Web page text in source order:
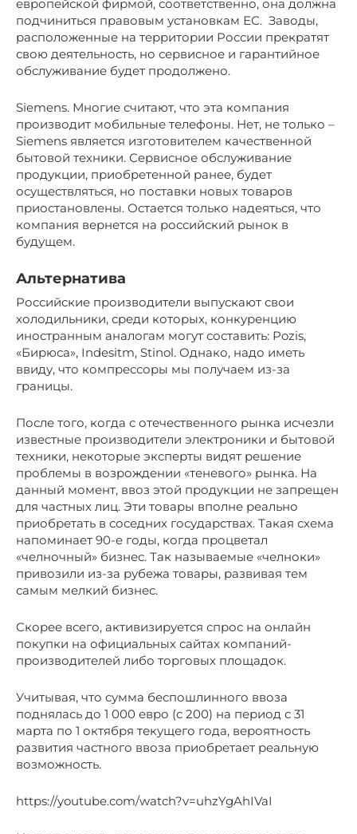
европейской фирмой, соответственно, она должна
подчиниться правовым установкам ЕС. Заводы,
расположенные на территории России прекратят
свою деятельность, но сервисное и гарантийное
обслуживание будет продолжено.
Siemens. Многие считают, что эта компания
производит мобильные телефоны. Нет, не только –
Siemens является изготовителем качественной
бытовой техники. Сервисное обслуживание
продукции, приобретенной ранее, будет
осуществляться, но поставки новых товаров
приостановлены. Остается только надеяться, что
компания вернется на российский рынок в
будущем.
Альтернатива
Российские производители выпускают свои
холодильники, среди которых, конкуренцию
иностранным аналогам могут составить: Pozis,
«Бирюса», Indesitm, Stinol. Однако, надо иметь
ввиду, что компрессоры мы получаем из-за
границы.
После того, когда с отечественного рынка исчезли
известные производители электроники и бытовой
техники, некоторые эксперты видят решение
проблемы в возрождении «теневого» рынка. На
данный момент, ввоз этой продукции не запрещен
для частных лиц. Эти товары вполне реально
приобретать в соседних государствах. Такая схема
напоминает 90-е годы, когда процветал
«челночный» бизнес. Так называемые «челноки»
привозили из-за рубежа товары, развивая тем
самым мелкий бизнес.
Скорее всего, активизируется спрос на онлайн
покупки на официальных сайтах компаний-
производителей либо торговых площадок.
Учитывая, что сумма беспошлинного ввоза
поднялась до 1 000 евро (с 200) на период с 31
марта по 1 октября текущего года, вероятность
развития частного ввоза приобретает реальную
возможность.
https://youtube.com/watch?v=uhzYgAhIVaI